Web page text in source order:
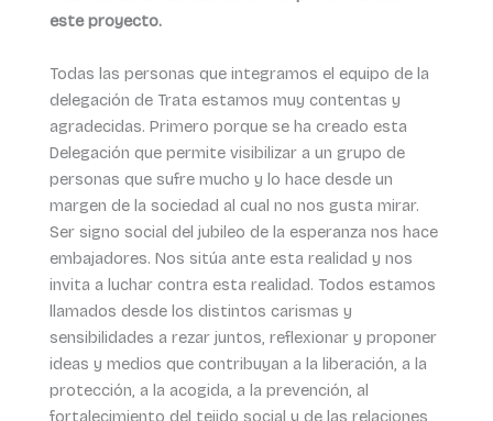
este proyecto.
Todas las personas que integramos el equipo de la
delegación de Trata estamos muy contentas y
agradecidas. Primero porque se ha creado esta
Delegación que permite visibilizar a un grupo de
personas que sufre mucho y lo hace desde un
margen de la sociedad al cual no nos gusta mirar.
Ser signo social del jubileo de la esperanza nos hace
embajadores. Nos sitúa ante esta realidad y nos
invita a luchar contra esta realidad. Todos estamos
llamados desde los distintos carismas y
sensibilidades a rezar juntos, reflexionar y proponer
ideas y medios que contribuyan a la liberación, a la
protección, a la acogida, a la prevención, al
fortalecimiento del tejido social y de las relaciones